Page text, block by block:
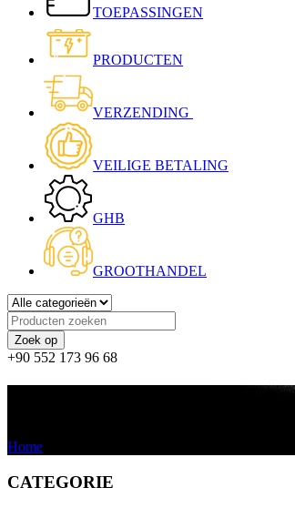
TOEPASSINGEN
PRODUCTEN
VERZENDING
VEILIGE BETALING
GHB
GROOTHANDEL
+90 552 173 96 68
Home
CATEGORIE